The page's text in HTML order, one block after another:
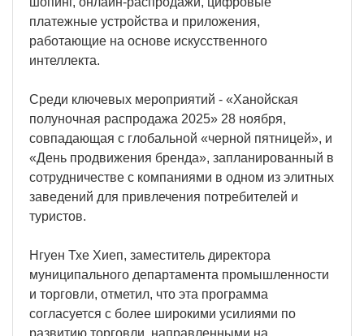
платежные устройства и приложения,
работающие на основе искусственного
интеллекта.
Среди ключевых мероприятий - «Ханойская
полуночная распродажа 2025» 28 ноября,
совпадающая с глобальной «черной пятницей», и
«День продвижения бренда», запланированный в
сотрудничестве с компаниями в одном из элитных
заведений для привлечения потребителей и
туристов.
Нгуен Тхе Хиеп, заместитель директора
муниципального департамента промышленности
и торговли, отметил, что эта программа
согласуется с более широкими усилиями по
развитию торговли, направленными на